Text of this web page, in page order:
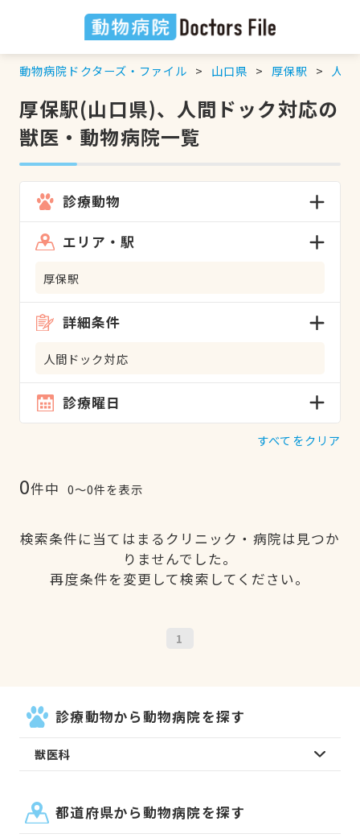
動物病院ドクターズ・ファイル 山口県 厚保駅 人
厚保駅(山口県)、人間ドック対応の
獣医・動物病院一覧
診療動物
エリア・駅
厚保駅
詳細条件
人間ドック対応
診療曜日
すべてをクリア
0件中 0〜0件を表示
検索条件に当てはまるクリニック・病院は見つか
りませんでした。
再度条件を変更して検索してください。
1
診療動物から動物病院を探す
獣医科
都道府県から動物病院を探す